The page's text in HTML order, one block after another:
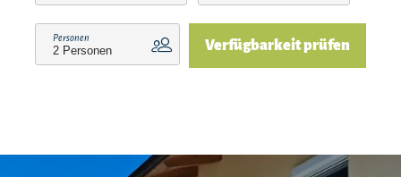
Dein freundlicher und wohlerzogener Hund ist
und Frauchen im Chiemsee zu plantschen.
Personen Verfügbarkeit prüfen